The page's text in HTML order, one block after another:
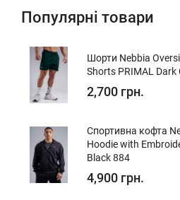
Популярні товари
Шорти Nebbia
Shorts PRIMAL Dark
2,700 грн.
Спортивна кофта
Hoodie with
Black 884
4,900 грн.